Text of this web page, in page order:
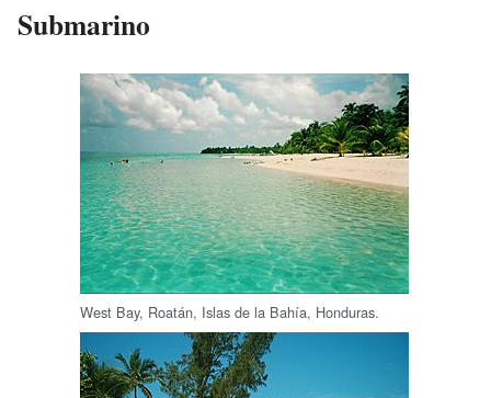
Submarino
West Bay, Roatán, Islas de la Bahía, Honduras.